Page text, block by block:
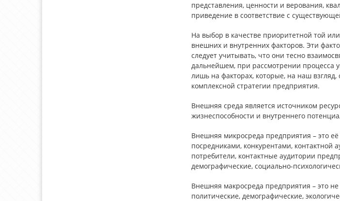
представления, ценности и верования,
приведение в соответствие с
На выбор в качестве приоритетной той
внешних и внутренних факторов. Эти
следует учитывать, что они тесно
дальнейшем, при рассмотрении процесса
лишь на факторах, которые, на наш
комплексной стратегии предприятия.
Внешняя среда является источником
жизнеспособности и внутреннего
Внешняя микросреда предприятия – это
посредниками, конкурентами,
потребители, контактные аудитории
демографические, социально-
Внешняя макросреда предприятия – это
политические, демографические,